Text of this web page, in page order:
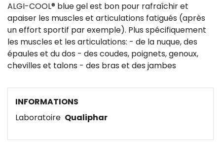
ALGI-COOL® blue gel est bon pour rafraîchir et
apaiser les muscles et articulations fatigués (après
un effort sportif par exemple). Plus spécifiquement
les muscles et les articulations: - de la nuque, des
épaules et du dos - des coudes, poignets, genoux,
chevilles et talons - des bras et des jambes
INFORMATIONS
Laboratoire Qualiphar